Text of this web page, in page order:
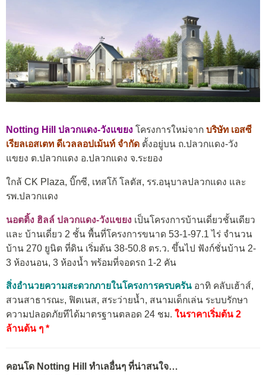
Notting Hill ปลวกแดง-วังแขยง โครงการใหม่จาก บริษัท เอสซี
เรียลเอสเตท ดีเวลลอปเม้นท์ จำกัด ตั้งอยู่บน ถ.ปลวกแดง-วัง
แขยง ต.ปลวกแดง อ.ปลวกแดง จ.ระยอง
ใกล้ CK Plaza, บิ๊กซี, เทสโก้ โลตัส, รร.อนุบาลปลวกแดง และ
รพ.ปลวกแดง
นอตติ้ง ฮิลล์ ปลวกแดง-วังแขยง เป็นโครงการบ้านเดี่ยวชั้นเดียว
และ บ้านเดี่ยว 2 ชั้น พื้นที่โครงการขนาด 53-1-97.1 ไร่ จำนวน
บ้าน 270 ยูนิต ที่ดิน เริ่มต้น 38-50.8 ตร.ว. ขึ้นไป ฟังก์ชั่นบ้าน 2-
3 ห้องนอน, 3 ห้องน้ำ พร้อมที่จอดรถ 1-2 คัน
สิ่งอำนวยความสะดวกภายในโครงการครบครัน อาทิ คลับเฮ้าส์,
สวนสาธารณะ, ฟิตเนส, สระว่ายน้ำ, สนามเด็กเล่น ระบบรักษา
ความปลอดภัยทีได้มาตรฐานตลอด 24 ชม. ในราคาเริ่มต้น 2
ล้านต้น ๆ *
คอนโด Notting Hill ทำเลอื่นๆ ที่น่าสนใจ…